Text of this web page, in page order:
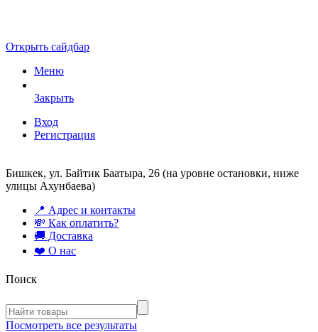
Открыть сайдбар
Меню
Закрыть
Вход
Регистрация
Бишкек, ул. Байтик Баатыра, 26 (на уровне остановки, ниже
улицы Ахунбаева)
📍 Адрес и контакты
💸 Как оплатить?
🚚 Доставка
❤️ О нас
Поиск
Посмотреть все результаты